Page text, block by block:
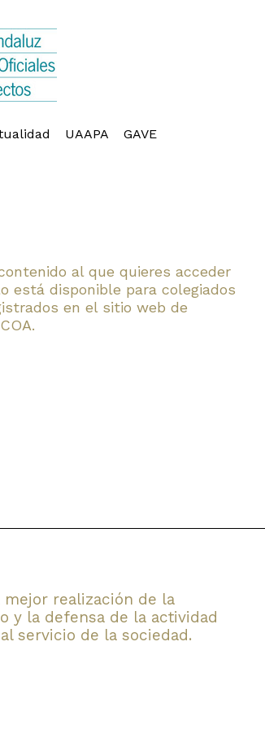
UAAPA GAVE
al que quieres acceder
está disponible para colegiados
en el sitio web de
mejor realización de la
y la defensa de la actividad
servicio de la sociedad.